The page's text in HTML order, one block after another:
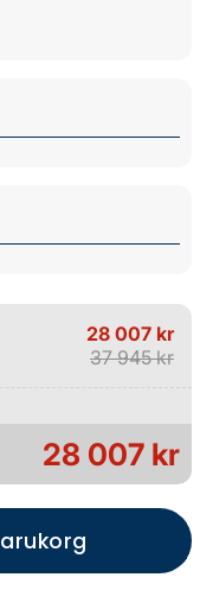
28 007 kr
37 945 kr
28 007 kr